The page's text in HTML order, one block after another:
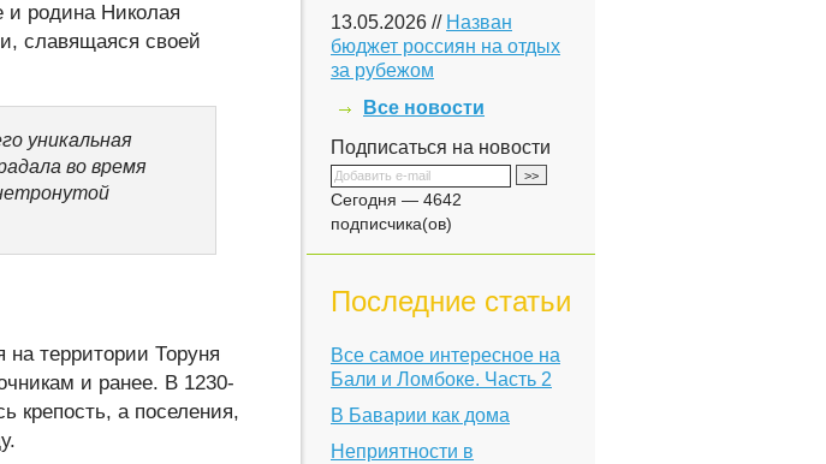
и родина Николая
славящаяся своей
уникальная
во время
на территории Торуня
и ранее. В 1230-
крепость, а поселения,
13.05.2026 // Назван
бюджет россиян на отдых
за рубежом
Все новости
Подписаться на новости
Сегодня — 4642
подписчика(ов)
Последние статьи
Все самое интересное на
Бали и Ломбоке. Часть 2
В Баварии как дома
Неприятности в